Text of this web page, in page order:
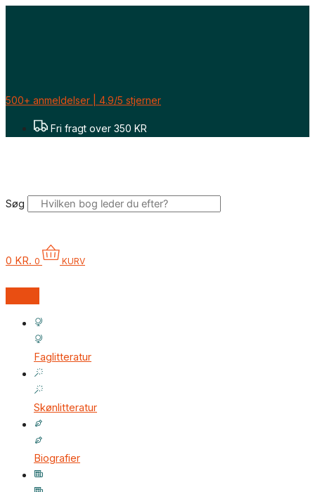
Gå
500+ anmeldelser | 4.9/5 stjerner
Fri fragt over 350 KR
Søg
0 KR. 0 KURV
Faglitteratur
Skønlitteratur
Biografier